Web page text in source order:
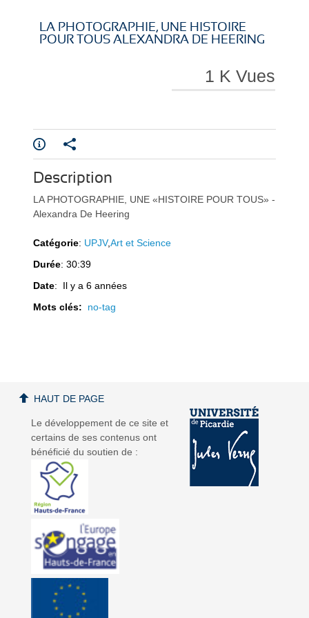
i
e
a
v
i
e
a
v
LA PHOTOGRAPHIE, UNE HISTOIRE
POUR TOUS ALEXANDRA DE HEERING
1 K Vues
Description
LA PHOTOGRAPHIE, UNE «HISTOIRE POUR TOUS» -
Alexandra De Heering
Catégorie: UPJV,Art et Science
Durée: 30:39
Date: Il y a 6 années
Mots clés: no-tag
Le développement de ce site et
certains de ses contenus ont
bénéficié du soutien de :
HAUT DE PAGE